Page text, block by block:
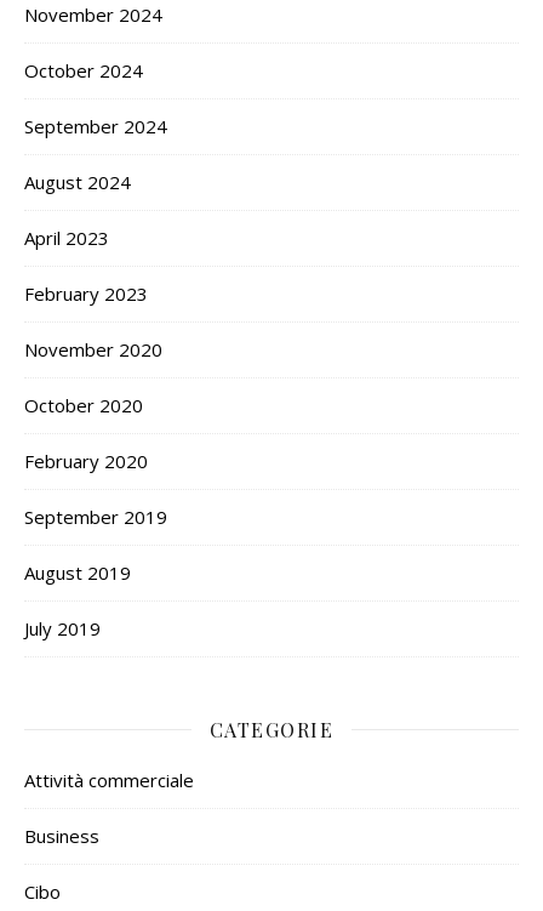
November 2024
October 2024
September 2024
August 2024
April 2023
February 2023
November 2020
October 2020
February 2020
September 2019
August 2019
July 2019
CATEGORIE
Attività commerciale
Business
Cibo